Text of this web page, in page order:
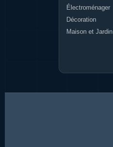
Électroménager
Décoration
Maison et Jardin